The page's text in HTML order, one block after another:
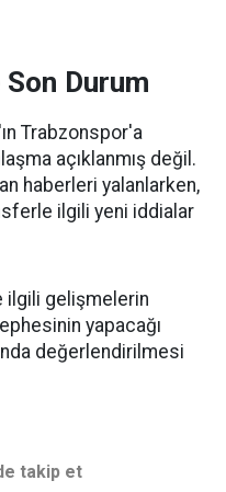
Durum
Trabzonspor'a
açıklanmış değil.
haberleri yalanlarken,
ilgili yeni iddialar
ilgili gelişmelerin
yapacağı
değerlendirilmesi
takip et